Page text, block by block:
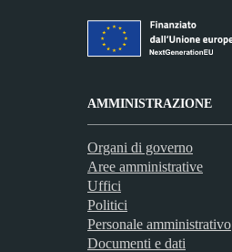
AMMINISTRAZIONE
Organi di governo
Aree amministrative
Uffici
Politici
Personale amministrativo
Documenti e dati